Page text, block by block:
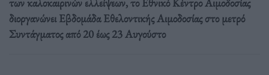
διοργανώνει Εβδομάδα Εθελοντικής Αιμοδοσίας στο μετρό
Συντάγματος από 20 έως 23 Αυγούστο